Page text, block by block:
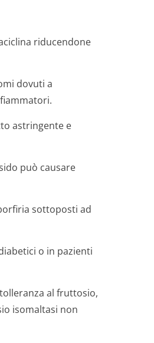
riducendone
dovuti a
astringente e
può causare
sottoposti ad
o in pazienti
al fruttosio,
isomaltasi non